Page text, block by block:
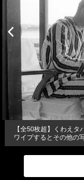
【全50枚超】くわえ
ワイプするとその他の